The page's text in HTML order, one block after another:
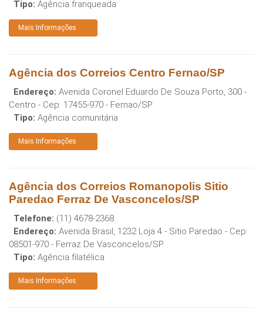
Tipo: Agência franqueada
Mais Informações
Agência dos Correios Centro Fernao/SP
Endereço: Avenida Coronel Eduardo De Souza Porto, 300 -
Centro - Cep: 17455-970 - Fernao/SP
Tipo: Agência comunitária
Mais Informações
Agência dos Correios Romanopolis Sitio
Paredao Ferraz De Vasconcelos/SP
Telefone: (11) 4678-2368
Endereço: Avenida Brasil, 1232 Loja 4 - Sitio Paredao - Cep:
08501-970 - Ferraz De Vasconcelos/SP
Tipo: Agência filatélica
Mais Informações